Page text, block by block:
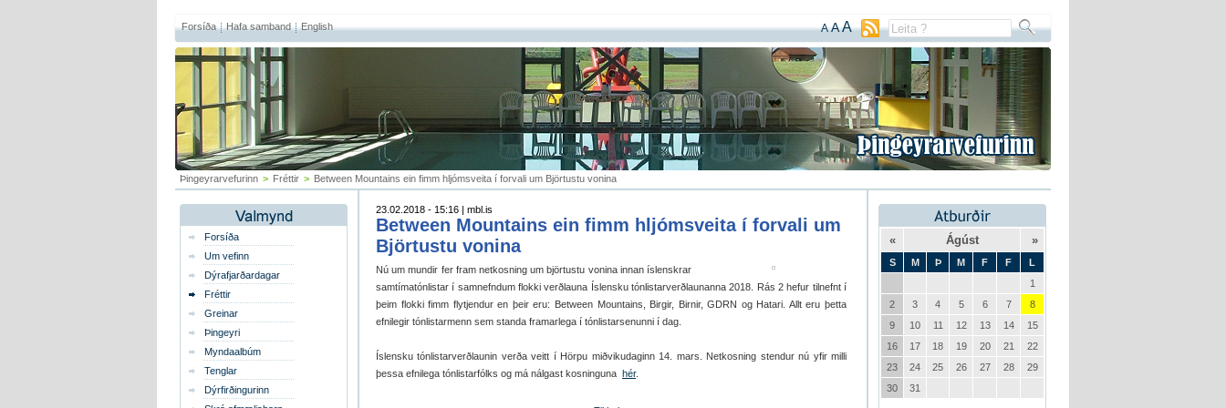
Forsíða Hafa samband English A AA
Þingeyrarvefurinn > Fréttir > Between Mountains ein fimm hljómsveita í forvali um Björtustu vonina
Forsíða
Um vefinn
Dýrafjarðardagar
Fréttir
Greinar
Þingeyri
Myndaalbúm
Tenglar
Dýrfirðingurinn
23.02.2018 - 15:16 | mbl.is
Between Mountains ein fimm hljómsveita í forvali um
Björtustu vonina
Nú um mundir fer fram netkosning um björtustu vonina innan íslenskrar
samtímatónlistar í samnefndum flokki verðlauna Íslensku tónlistarverðlaunanna 2018. Rás 2 hefur tilnefnt í
þeim flokki fimm flytjendur en þeir eru: Between Mountains, Birgir, Birnir, GDRN og Hatari. Allt eru þetta
efnilegir tónlistarmenn sem standa framarlega í tónlistarsenunni í dag.
Íslensku tónlistarverðlaunin verða veitt í Hörpu miðvikudaginn 14. mars. Netkosning stendur nú yfir milli
þessa efnilega tónlistarfólks og má nálgast kosninguna hér.
« Ágúst »
S M Þ M F F
L
1
2
3 4 5 6 7
8
9
10 11 12 13 14
15
16
17 18 19 20 21
22
23
24 25 26 27 28
29
30
31